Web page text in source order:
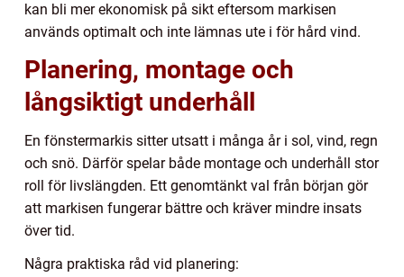
kan bli mer ekonomisk på sikt eftersom markisen
används optimalt och inte lämnas ute i för hård vind.
Planering, montage och
långsiktigt underhåll
En fönstermarkis sitter utsatt i många år i sol, vind, regn
och snö. Därför spelar både montage och underhåll stor
roll för livslängden. Ett genomtänkt val från början gör
att markisen fungerar bättre och kräver mindre insats
över tid.
Några praktiska råd vid planering: